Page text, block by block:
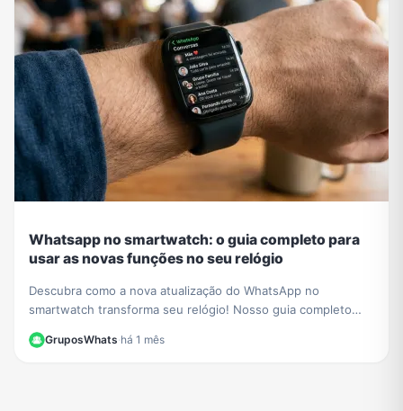
Whatsapp no smartwatch: o guia completo para
usar as novas funções no seu relógio
Descubra como a nova atualização do WhatsApp no
smartwatch transforma seu relógio! Nosso guia completo
GruposWhats·há 1 mês